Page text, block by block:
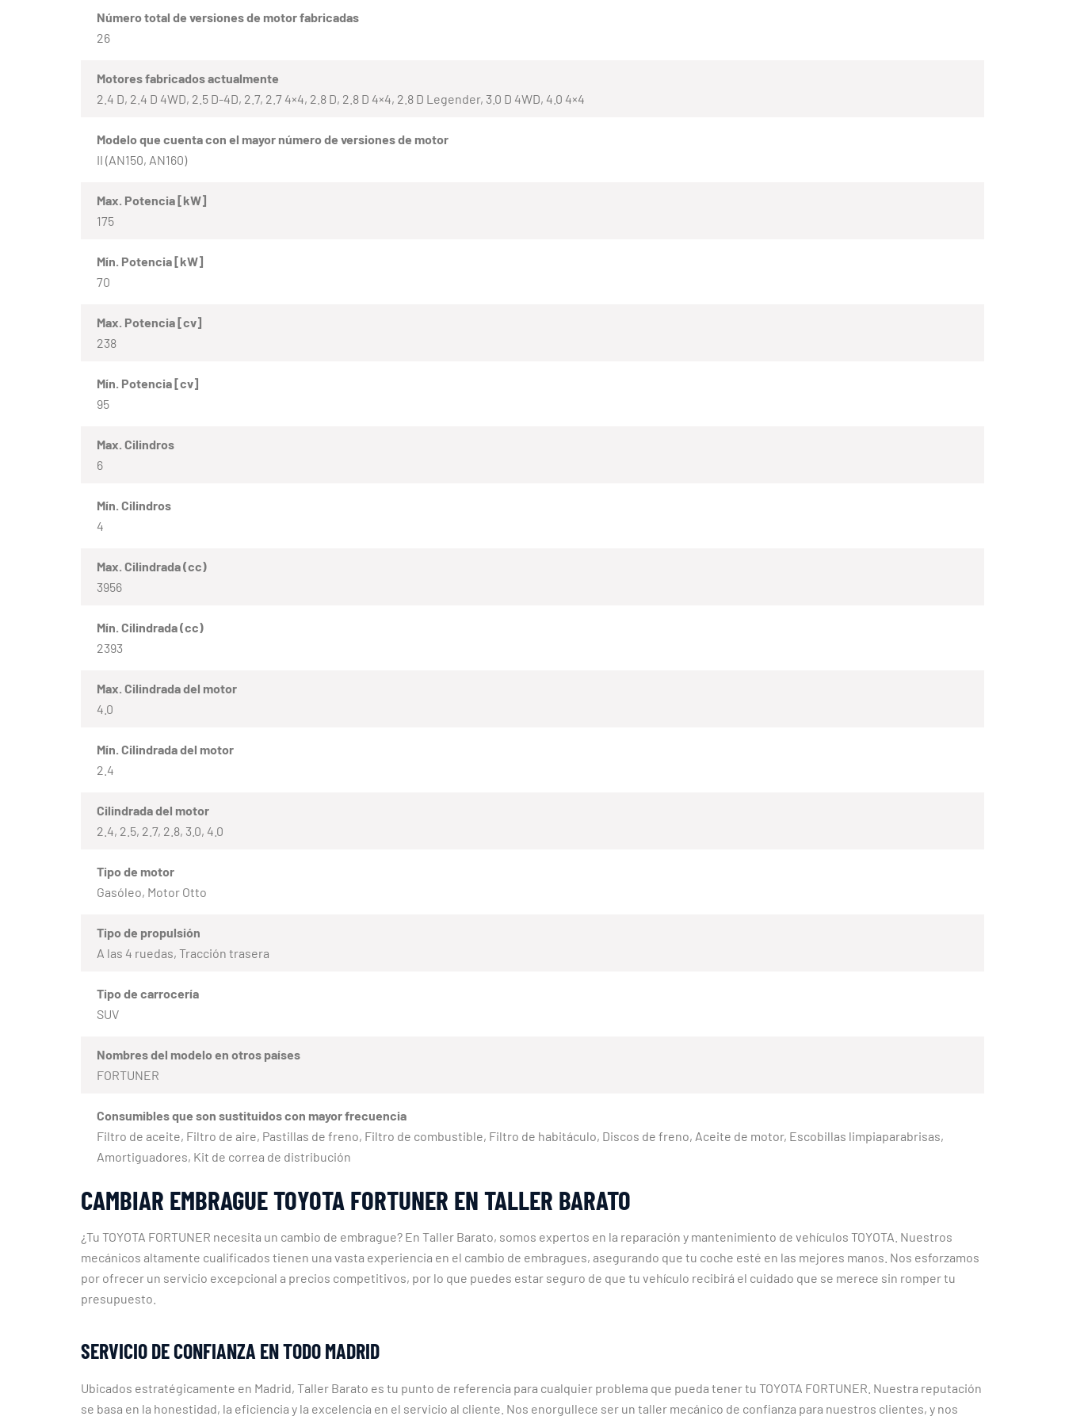
Número total de versiones de motor fabricadas
26
Motores fabricados actualmente
2.4 D, 2.4 D 4WD, 2.5 D-4D, 2.7, 2.7 4×4, 2.8 D, 2.8 D 4×4, 2.8 D Legender, 3.0 D 4WD, 4.0 4×4
Modelo que cuenta con el mayor número de versiones de motor
II (AN150, AN160)
Max. Potencia [kW]
175
Mín. Potencia [kW]
70
Max. Potencia [cv]
238
Mín. Potencia [cv]
95
Max. Cilindros
6
Mín. Cilindros
4
Max. Cilindrada (cc)
3956
Mín. Cilindrada (cc)
2393
Max. Cilindrada del motor
4.0
Mín. Cilindrada del motor
2.4
Cilindrada del motor
2.4, 2.5, 2.7, 2.8, 3.0, 4.0
Tipo de motor
Gasóleo, Motor Otto
Tipo de propulsión
A las 4 ruedas, Tracción trasera
Tipo de carrocería
SUV
Nombres del modelo en otros países
FORTUNER
Consumibles que son sustituidos con mayor frecuencia
Filtro de aceite, Filtro de aire, Pastillas de freno, Filtro de combustible, Filtro de habitáculo, Discos de freno, Aceite de motor, Escobillas limpiaparabrisas,
Amortiguadores, Kit de correa de distribución
CAMBIAR EMBRAGUE TOYOTA FORTUNER EN TALLER BARATO
¿Tu TOYOTA FORTUNER necesita un cambio de embrague? En Taller Barato, somos expertos en la reparación y mantenimiento de vehículos TOYOTA. Nuestros
mecánicos altamente cualificados tienen una vasta experiencia en el cambio de embragues, asegurando que tu coche esté en las mejores manos. Nos esforzamos
por ofrecer un servicio excepcional a precios competitivos, por lo que puedes estar seguro de que tu vehículo recibirá el cuidado que se merece sin romper tu
presupuesto.
SERVICIO DE CONFIANZA EN TODO MADRID
Ubicados estratégicamente en Madrid, Taller Barato es tu punto de referencia para cualquier problema que pueda tener tu TOYOTA FORTUNER. Nuestra reputación
se basa en la honestidad, la eficiencia y la excelencia en el servicio al cliente. Nos enorgullece ser un taller mecánico de confianza para nuestros clientes, y nos